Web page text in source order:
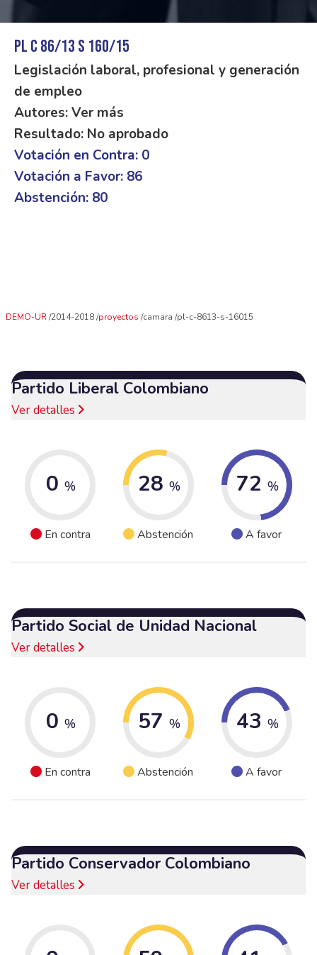
PL C 86/13 S 160/15
Legislación laboral, profesional y generación
de empleo
Autores: Ver más
Resultado: No aprobado
Votación en Contra: 0
Votación a Favor: 86
Abstención: 80
DEMO-UR 2014-2018 proyectos camara pl-c-8613-s-16015
Partido Liberal Colombiano
Ver detalles
0 %
En contra
28 %
Abstención
72 %
A favor
Partido Social de Unidad Nacional
Ver detalles
0 %
En contra
57 %
Abstención
43 %
A favor
Partido Conservador Colombiano
Ver detalles